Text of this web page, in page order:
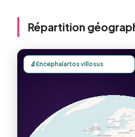
Répartition